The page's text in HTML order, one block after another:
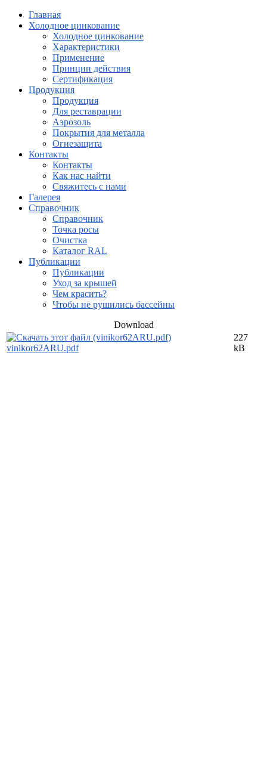
Главная
Холодное цинкование
Холодное цинкование
Характеристики
Применение
Принцип действия
Сертификация
Продукция
Продукция
Для реставрации
Аэрозоль
Покрытия для металла
Огнезащита
Контакты
Контакты
Как нас найти
Свяжитесь с нами
Галерея
Справочник
Справочник
Точка росы
Очистка
Каталог RAL
Публикации
Публикации
Уход за крышей
Чем красить?
Чтобы не рушились бассейны
Download
vinikor62ARU.pdf
227
kB